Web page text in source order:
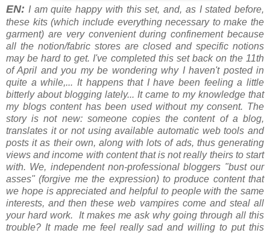
EN: I am quite happy with this set, and, as I stated before,
these kits (which include everything necessary to make the
garment) are very convenient during confinement because
all the notion/fabric stores are closed and specific notions
may be hard to get. I've completed this set back on the 11th
of April and you my be wondering why I haven't posted in
quite a while,... It happens that I have been feeling a little
bitterly about blogging lately... It came to my knowledge that
my blogs content has been used without my consent. The
story is not new: someone copies the content of a blog,
translates it or not using available automatic web tools and
posts it as their own, along with lots of ads, thus generating
views and income with content that is not really theirs to start
with. We, independent non-professional bloggers "bust our
asses" (forgive me the expression) to produce content that
we hope is appreciated and helpful to people with the same
interests, and then these web vampires come and steal all
your hard work. It makes me ask why going through all this
trouble? It made me feel really sad and willing to put this